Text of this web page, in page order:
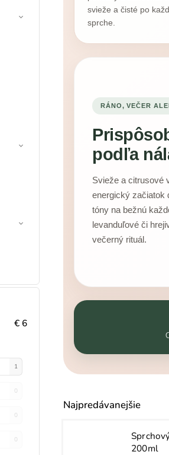
€ 6
1
0
0
0
svieže a čisté po
sprche.
RÁNO, VEČER
podľa
Svieže a citrusové
energický začiatok
tóny na bežnú
levanduľové či
večerný rituál.
Najpredávanejšie
200ml